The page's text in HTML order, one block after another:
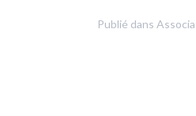
Publié dans